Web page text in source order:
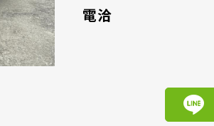
電洽